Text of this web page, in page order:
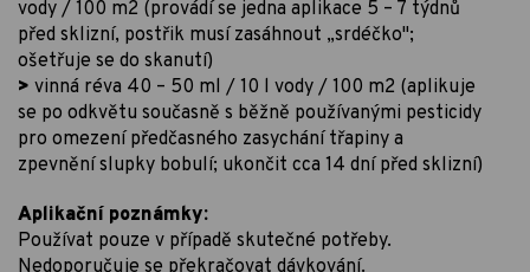
vody / 100 m2 (provádí se jedna aplikace 5 – 7 týdnů
před sklizní, postřik musí zasáhnout „srdéčko";
ošetřuje se do skanutí)
> vinná réva 40 – 50 ml / 10 l vody / 100 m2 (aplikuje
se po odkvětu současně s běžně používanými pesticidy
pro omezení předčasného zasychání třapiny a
zpevnění slupky bobulí; ukončit cca 14 dní před sklizní)
Aplikační poznámky:
Používat pouze v případě skutečné potřeby.
Nedoporučuje se překračovat dávkování.